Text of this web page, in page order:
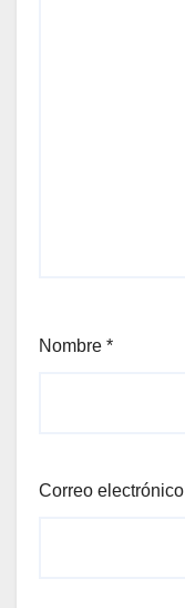
Nombre *
Correo electrónico